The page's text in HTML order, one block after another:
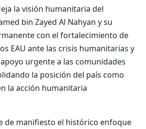
la visión humanitaria del
bin Zayed Al Nahyan y su
con el fortalecimiento de
EAU ante las crisis humanitarias y
urgente a las comunidades
la posición del país como
la acción humanitaria
de manifiesto el histórico enfoque